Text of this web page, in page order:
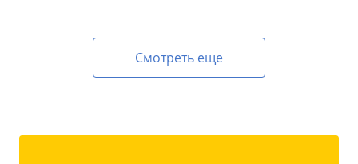
Смотреть еще